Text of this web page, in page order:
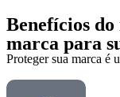
Benefícios
marca para
Proteger sua marca é